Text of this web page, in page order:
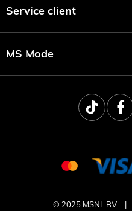
Service client
MS Mode
© 2025 MSNL BV